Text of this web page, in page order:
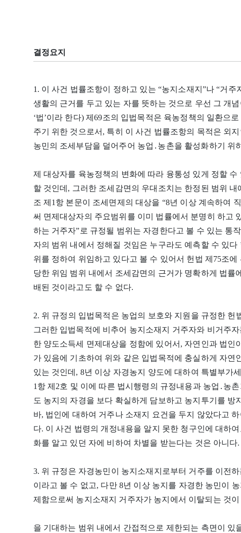
결정요지
1. 이 사건 법률조항이 정하고 있는 “농지소재지”나 “거
생활의 근거를 두고 있는 자를 뜻하는 것으로 우선 그 개
‘법’이라 한다) 제69조의 입법목적은 육농정책의 일환으
주기 위한 것으로서, 특히 이 사건 법률조항의 목적은 외
농민의 조세부담을 덜어주어 농업․농촌을 활성화하기 위
제 대상자를 육농정책의 변화에 따라 융통성 있게 정할
할 것인데, 그러한 조세감면의 우대조치는 한정된 범위
조 제1항 본문이 조세면제의 대상을 “8년 이상 계속하여
써 면제대상자의 주요범위를 이미 법률에서 분명히 하고
하는 거주자”로 규정될 범위는 자경한다고 볼 수 있는 통
자의 범위 내에서 정해질 것임은 누구라도 예측할 수 있
위를 정하여 위임하고 있다고 볼 수 있어서 헌법 제75조
당한 위임 범위 내에서 조세감면의 근거가 명확하게 법률
배된 것이라고도 할 수 없다.
2. 위 규정의 입법목적은 농업의 보호와 지원을 규정한 헌
그러한 입법목적에 비추어 농지소재지 거주자와 비거주
한 양도소득세 면제대상을 정함에 있어서, 자연인과 법인
가 있음에 기초하여 위와 같은 입법목적에 충실하게 자연
있는 것인데, 8년 이상 자경농지 양도에 대하여 특별부가
1항 제2호 및 이에 따른 법시행령의 규정내용과 농업․농
도 농지의 자경을 보다 확실하게 담보하고 농지투기를 방
바, 법인에 대하여 거주나 소재지 요건을 두지 않았다고
다. 이 사건 법령의 개정내용을 알지 못한 청구인에 대하
화를 알고 있던 자에 비하여 차별을 받는다는 것은 아니다.
3. 위 규정은 자경농민이 농지소재지로부터 거주를 이전
이라고 볼 수 없고, 다만 8년 이상 농지를 자경한 농민이
제함으로써 농지소재지 거주자가 농지에서 이탈되는 것이
을 기대하는 범위 내에서 간접적으로 제한되는 측면이 있